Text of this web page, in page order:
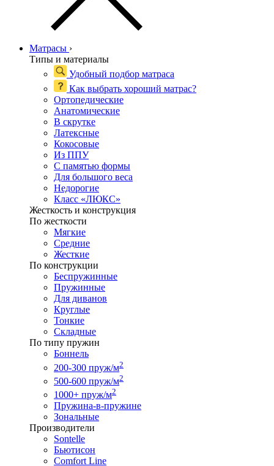
Матрасы ›
Типы и материалы
Удобный подбор матраса
Как выбрать хороший матрас?
Ортопедические
Анатомические
В скрутке
Латексные
Кокосовые
Из ППУ
С памятью формы
Для большого веса
Недорогие
Класс «ЛЮКС»
Жесткость и конструкция
По жесткости
Мягкие
Средние
Жесткие
По конструкции
Беспружинные
Пружинные
Для диванов
Круглые
Тонкие
Складные
По типу пружин
Боннель
200-300 пруж/м2
500-600 пруж/м2
1000+ пруж/м2
Пружина-в-пружине
Зональные
Производители
Sontelle
Бьютисон
Comfort Line